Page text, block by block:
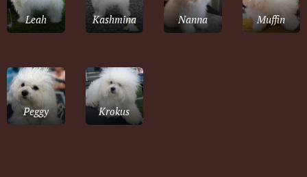
Leah Kashmina Nanna Muffin
Peggy Krokus